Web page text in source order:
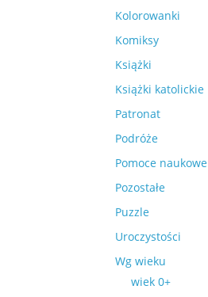
Kolorowanki
Komiksy
Książki
Książki katolickie
Patronat
Podróże
Pomoce naukowe
Pozostałe
Puzzle
Uroczystości
Wg wieku
wiek 0+